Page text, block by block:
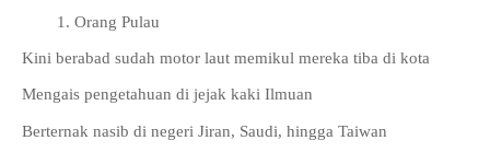
Orang Pulau
Kini berabad sudah motor laut memikul mereka tiba di kota
Mengais pengetahuan di jejak kaki Ilmuan
Berternak nasib di negeri Jiran, Saudi, hingga Taiwan